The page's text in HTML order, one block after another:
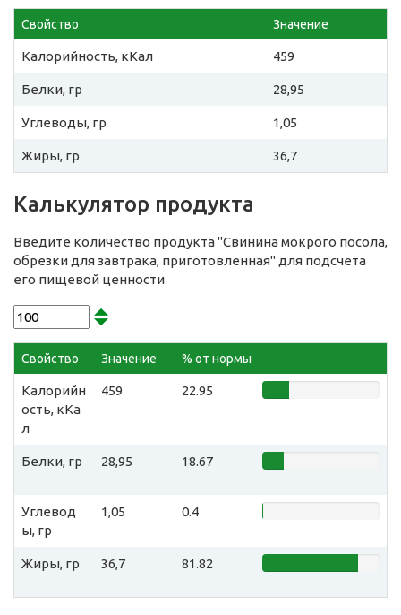
Свойство Значение
Калорийность, кКал 459
Белки, гр 28,95
Углеводы, гр 1,05
Жиры, гр 36,7
Калькулятор продукта
Введите количество продукта "Свинина мокрого посола,
обрезки для завтрака, приготовленная" для подсчета
его пищевой ценности
Свойство Значение % от нормы
Калорийн
ость, кКа
л
459 22.95
Белки, гр 28,95 18.67
Углевод
ы, гр
1,05 0.4
Жиры, гр 36,7 81.82